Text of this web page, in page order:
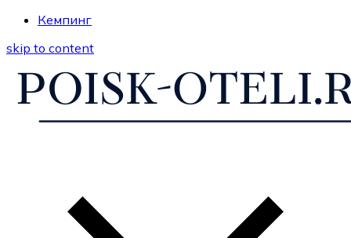
Кемпинг
skip to content